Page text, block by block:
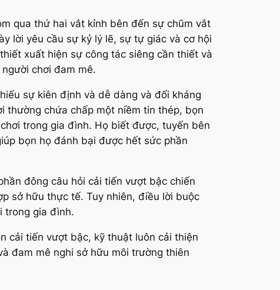
qua thứ hai vắt kỉnh bên đến sự chũm vắt
lời yêu cầu sự kỷ lý lẽ, sự tự giác và cơ hội
xuất hiện sự công tác siêng cần thiết và
chơi đam mê.
sự kiên định và dễ dàng và đối kháng
thường chứa chấp một niềm tin thép, bọn
trong gia đình. Họ biết được, tuyến bên
bọn họ đánh bại được hết sức phần
đông câu hỏi cải tiến vượt bậc chiến
sở hữu thực tế. Tuy nhiên, điều lời buộc
trong gia đình.
cải tiến vượt bậc, kỹ thuật luôn cải thiện
đam mê nghi sở hữu môi trường thiên